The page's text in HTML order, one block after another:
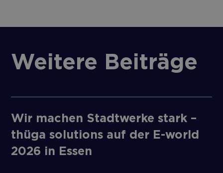
Weitere Beiträge
Wir machen Stadtwerke stark –
thüga solutions auf der E-world
2026 in Essen